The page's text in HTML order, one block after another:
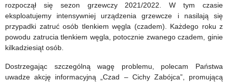
rozpoczął się sezon grzewczy 2021/2022. W tym czasie
eksploatujemy intensywniej urządzenia grzewcze i nasilają się
przypadki zatruć osób tlenkiem węgla (czadem). Każdego roku z
powodu zatrucia tlenkiem węgla, potocznie zwanego czadem, ginie
kilkadziesiąt osób.
Dostrzegając szczególną wagę problemu, polecam Państwa
uwadze akcję informacyjną „Czad – Cichy Zabójca”, promującą
epidemii
SARS-
CoV-
w
opieki
nad
małoletnimi
związku